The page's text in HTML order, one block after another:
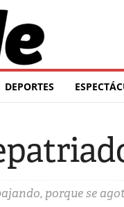
DEPORTES
porque se